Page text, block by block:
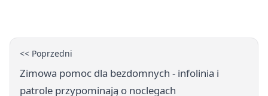
<< Poprzedni
Zimowa pomoc dla bezdomnych - infolinia i
patrole przypominają o noclegach